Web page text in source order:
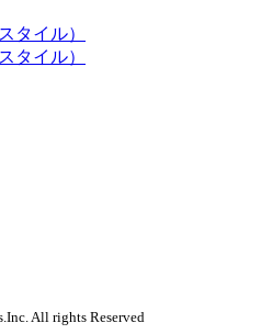
タイル）
タイル）
All rights Reserved